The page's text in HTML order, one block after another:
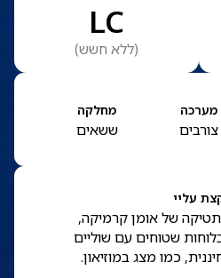
LC
(ללא חשש)
מערכה
צורבים
מחלקה
ששאים
עליי
של אומן קרמיקה,
שטוחים עם שוליים
כמו מצג במוזיאון.